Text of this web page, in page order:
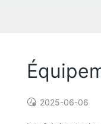
2025-06-06